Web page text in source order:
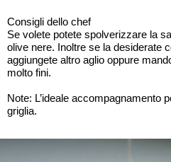
Consigli dello chef
Se volete potete spolverizzare la
olive nere. Inoltre se la desiderate
aggiungete altro aglio oppure
molto fini.
Note: L’ideale accompagnamento
griglia.